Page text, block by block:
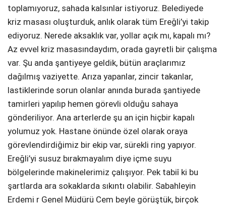
toplamıyoruz, sahada kalsınlar istiyoruz. Belediyede
kriz masası oluşturduk, anlık olarak tüm Ereğli’yi takip
ediyoruz. Nerede aksaklık var, yollar açık mı, kapalı mı?
Az evvel kriz masasındaydım, orada gayretli bir çalışma
var. Şu anda şantiyeye geldik, bütün araçlarımız
dağılmış vaziyette. Arıza yapanlar, zincir takanlar,
lastiklerinde sorun olanlar anında burada şantiyede
tamirleri yapılıp hemen görevli olduğu sahaya
gönderiliyor. Ana arterlerde şu an için hiçbir kapalı
yolumuz yok. Hastane önünde özel olarak oraya
görevlendirdiğimiz bir ekip var, sürekli ring yapıyor.
Ereğli’yi susuz bırakmayalım diye içme suyu
bölgelerinde makinelerimiz çalışıyor. Pek tabiî ki bu
şartlarda ara sokaklarda sıkıntı olabilir. Sabahleyin
Erdemi r Genel Müdürü Cem beyle görüştük, birçok